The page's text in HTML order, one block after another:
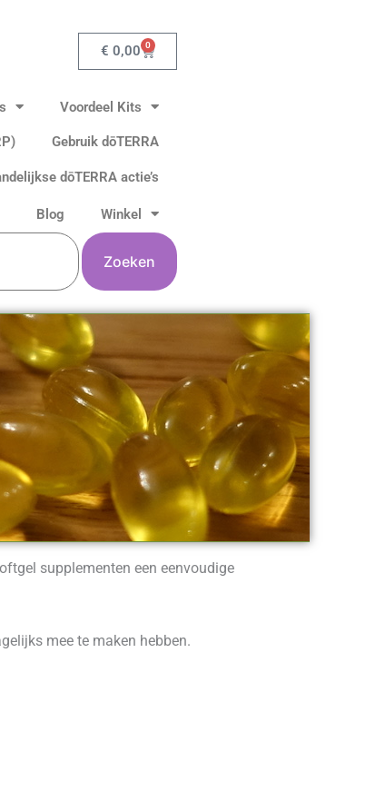
€ 0,00 0
Winkelwagen
Voordeel Kits
Gebruik dōTERRA
dōTERRA actie’s
Blog Winkel
Zoeken
supplementen een eenvoudige
mee te maken hebben.